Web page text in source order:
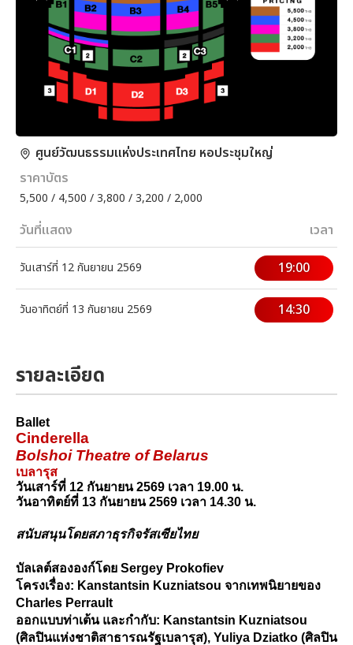
ศูนย์วัฒนธรรมแห่งประเทศไทย หอประชุมใหญ่
ราคาบัตร
5,500 / 4,500 / 3,800 / 3,200 / 2,000
วันที่แสดง เวลา
วันเสาร์ที่ 12 กันยายน 2569 19:00
วันอาทิตย์ที่ 13 กันยายน 2569 14:30
รายละเอียด
Ballet
Cinderella
Bolshoi Theatre of Belarus
เบลารุส
วันเสาร์ที่ 12 กันยายน 2569 เวลา 19.00 น.
วันอาทิตย์ที่ 13 กันยายน 2569 เวลา 14.30 น.
สนับสนุนโดยสภาธุรกิจรัสเซียไทย
บัลเลต์สององก์โดย Sergey Prokofiev
โครงเรื่อง: Kanstantsin Kuzniatsou จากเทพนิยายของ
Charles Perrault
ออกแบบท่าเต้น และกำกับ: Kanstantsin Kuzniatsou
(ศิลปินแห่งชาติสาธารณรัฐเบลารุส), Yuliya Dziatko (ศิลปิน